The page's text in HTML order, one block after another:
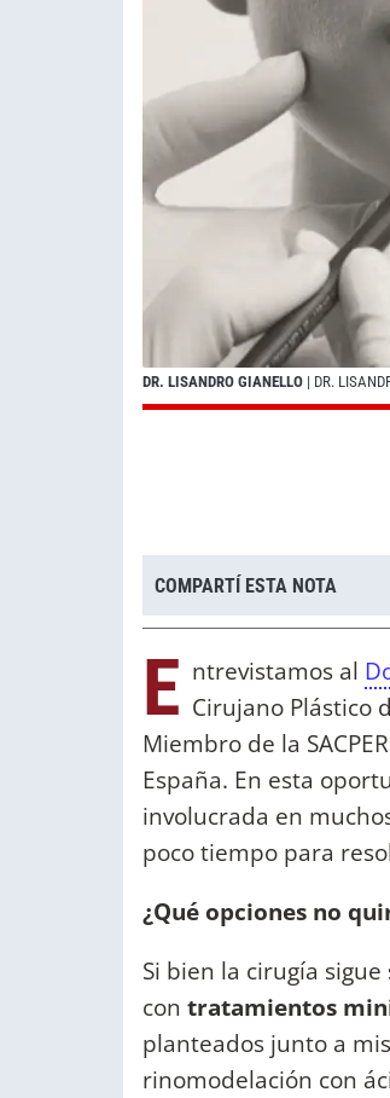
DR. LISANDRO GIANELLO | DR.
COMPARTÍ ESTA NOTA
E ntrevistamos al
Cirujano Plástico
Miembro de la
España. En esta
involucrada en
poco tiempo para
¿Qué opciones no
Si bien la cirugía
con tratamientos
planteados junto a
rinomodelación con